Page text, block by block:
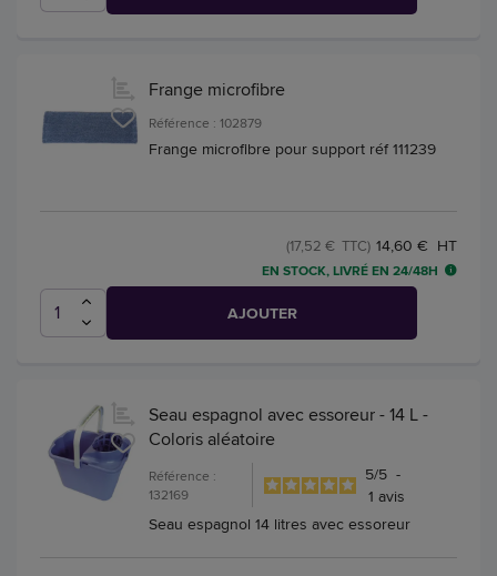
Frange microfibre
Référence : 102879
Frange microfibre pour support réf 111239
14,60 € HT
(17,52 € TTC)
EN STOCK, LIVRÉ EN 24/48H
AJOUTER
Seau espagnol avec essoreur - 14 L -
Coloris aléatoire
Référence :
132169
5/5 -
1 avis
Seau espagnol 14 litres avec essoreur